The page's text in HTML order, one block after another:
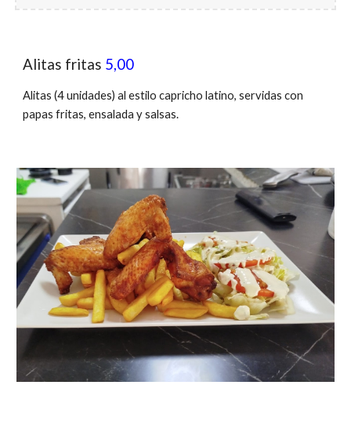
Alitas fritas 5,00
Alitas(4unidades) al estilo capricho latino, servidas con
papas fritas, ensalada y salsas.